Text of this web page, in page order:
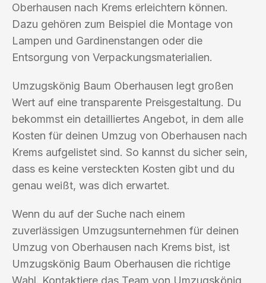
Oberhausen nach Krems erleichtern können.
Dazu gehören zum Beispiel die Montage von
Lampen und Gardinenstangen oder die
Entsorgung von Verpackungsmaterialien.
Umzugskönig Baum Oberhausen legt großen
Wert auf eine transparente Preisgestaltung. Du
bekommst ein detailliertes Angebot, in dem alle
Kosten für deinen Umzug von Oberhausen nach
Krems aufgelistet sind. So kannst du sicher sein,
dass es keine versteckten Kosten gibt und du
genau weißt, was dich erwartet.
Wenn du auf der Suche nach einem
zuverlässigen Umzugsunternehmen für deinen
Umzug von Oberhausen nach Krems bist, ist
Umzugskönig Baum Oberhausen die richtige
Wahl. Kontaktiere das Team von Umzugskönig